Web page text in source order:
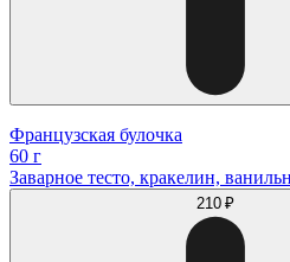
Французская булочка
60 г
Заварное тесто, кракелин,
210 ₽